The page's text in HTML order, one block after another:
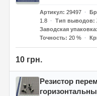
Артикул 29497
1.8
Тип выводов
Заводская упаковка
Точность 20 %
10 грн.
Резистор